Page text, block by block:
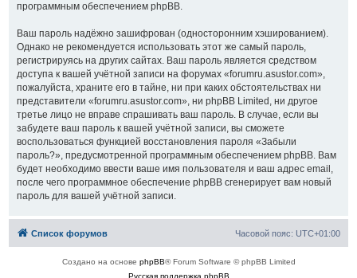
программным обеспечением phpBB.
Ваш пароль надёжно зашифрован (односторонним хэшированием).
Однако не рекомендуется использовать этот же самый пароль,
регистрируясь на других сайтах. Ваш пароль является средством
доступа к вашей учётной записи на форумах «forumru.asustor.com»,
пожалуйста, храните его в тайне, ни при каких обстоятельствах ни
представители «forumru.asustor.com», ни phpBB Limited, ни другое
третье лицо не вправе спрашивать ваш пароль. В случае, если вы
забудете ваш пароль к вашей учётной записи, вы сможете
воспользоваться функцией восстановления пароля «Забыли
пароль?», предусмотренной программным обеспечением phpBB. Вам
будет необходимо ввести ваше имя пользователя и ваш адрес email,
после чего программное обеспечение phpBB сгенерирует вам новый
пароль для вашей учётной записи.
Список форумов Часовой пояс: UTC+01:00
Создано на основе phpBB® Forum Software © phpBB Limited
Русская поддержка phpBB